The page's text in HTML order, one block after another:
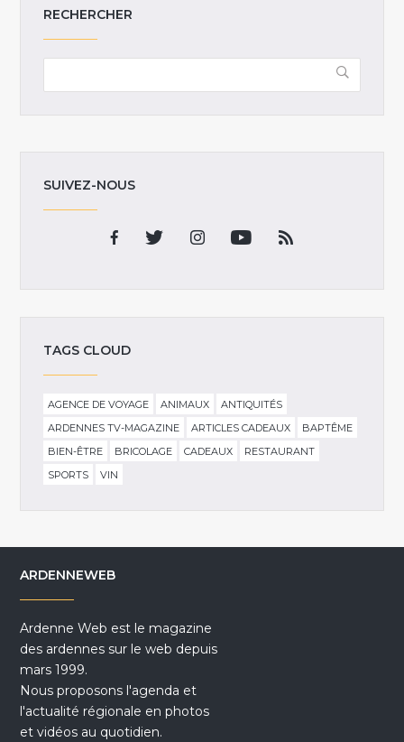
RECHERCHER
SUIVEZ-NOUS
TAGS CLOUD
AGENCE DE VOYAGE ANIMAUX
ANTIQUITÉS
ARDENNES TV-MAGAZINE
ARTICLES CADEAUX
BAPTÊME
BIEN-ÊTRE
BRICOLAGE CADEAUX
RESTAURANT
SPORTS
VIN
ARDENNEWEB
Ardenne Web est le magazine
des ardennes sur le web depuis
mars 1999.
Nous proposons l'agenda et
l'actualité régionale en photos
et vidéos au quotidien.